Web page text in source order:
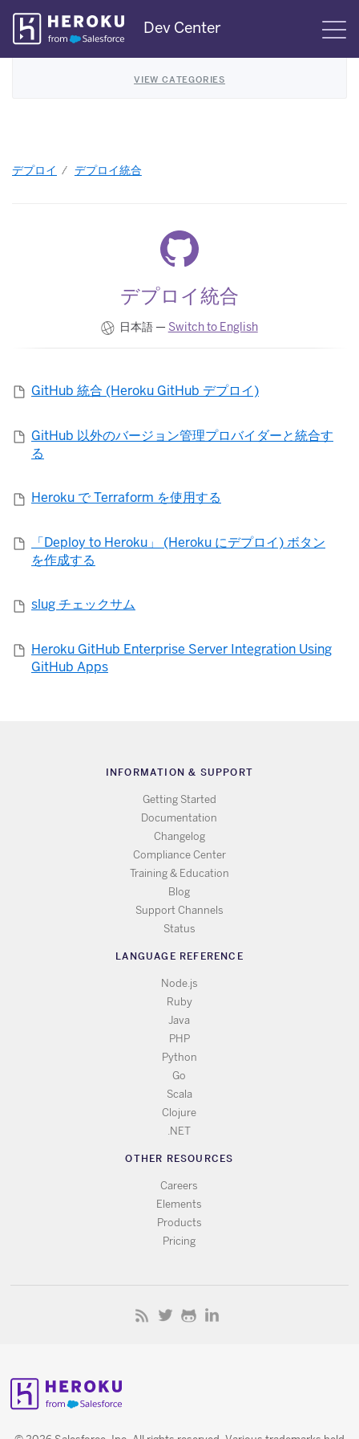
Skip
Navigation
Dev Center
VIEW CATEGORIES
デプロイ デプロイ統合
デプロイ統合
日本語 — Switch to English
GitHub 統合 (Heroku GitHub デプロイ)
GitHub 以外のバージョン管理プロバイダーと統合す
る
Heroku で Terraform を使用する
「Deploy to Heroku」 (Heroku にデプロイ) ボタン
を作成する
slug チェックサム
Heroku GitHub Enterprise Server Integration Using
GitHub Apps
INFORMATION & SUPPORT
Getting Started
Documentation
Changelog
Compliance Center
Training & Education
Blog
Support Channels
Status
LANGUAGE REFERENCE
Node.js
Ruby
Java
PHP
Python
Go
Scala
Clojure
.NET
OTHER RESOURCES
Careers
Elements
Products
Pricing